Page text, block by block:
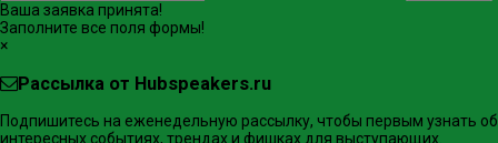
Ваша заявка принята!
Заполните все поля формы!
×
Рассылка от Hubspeakers.ru
Подпишитесь на еженедельную рассылку, чтобы первым узнать об
интересных событиях, трендах и фишках ​для выступающих.